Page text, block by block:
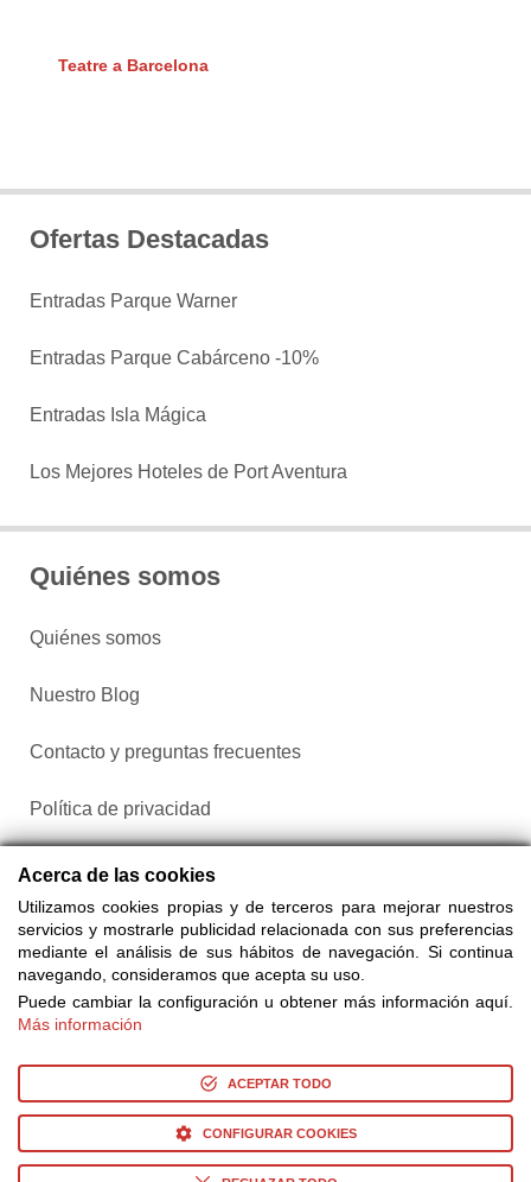
Teatre a Barcelona
Ofertas Destacadas
Entradas Parque Warner
Entradas Parque Cabárceno -10%
Entradas Isla Mágica
Los Mejores Hoteles de Port Aventura
Quiénes somos
Quiénes somos
Nuestro Blog
Contacto y preguntas frecuentes
Política de privacidad
Configurar cookies
de 25 proveedores
© Copyright 2014-2026 Ociocultura Network SL. - All Rights
Reserved
Acerca de las cookies
Utilizamos cookies propias y de terceros para mejorar nuestros
servicios y mostrarle publicidad relacionada con sus preferencias
mediante el análisis de sus hábitos de navegación. Si continua
navegando, consideramos que acepta su uso.
Puede cambiar la configuración u obtener más información aquí.
Más información
ACEPTAR TODO
CONFIGURAR COOKIES